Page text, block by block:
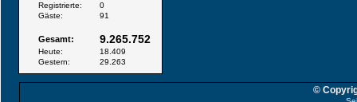
Registrierte:
0
Gäste:
91
Gesamt: 9.265.752
Heute:
18.409
Gestern:
29.263
©